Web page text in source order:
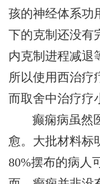
孩的神经体系功
下的克制还没有
内克制进程减退
所以使用西治疗
而取舍中治疗疗
癫痫病虽然
愈。大批材料标
80%摆布的病人